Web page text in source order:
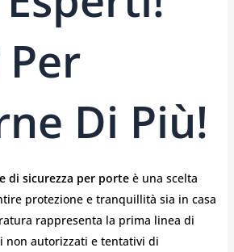
Di Più!
di sicurezza per porteè una scelta
protezione e tranquillità sia in casa
rappresenta la prima linea di
non autorizzati e tentativi di